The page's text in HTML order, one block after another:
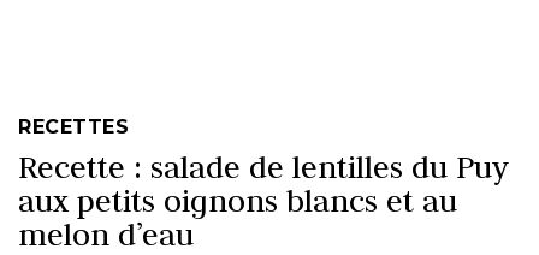
RECETTES
Recette : salade de lentilles du Puy
aux petits oignons blancs et au
melon d’eau